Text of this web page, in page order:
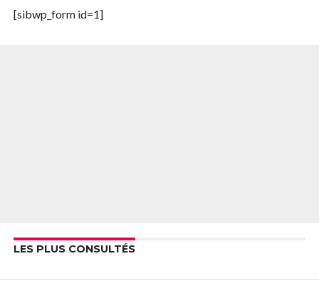
[sibwp_form id=1]
LES PLUS CONSULTÉS